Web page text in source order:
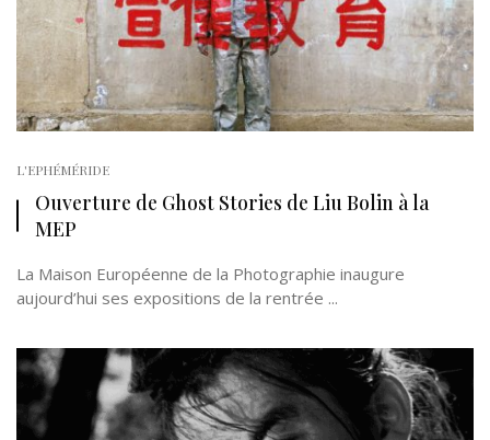
L'EPHÉMÉRIDE
Ouverture de Ghost Stories de Liu Bolin à la
MEP
La Maison Européenne de la Photographie inaugure
aujourd’hui ses expositions de la rentrée ...